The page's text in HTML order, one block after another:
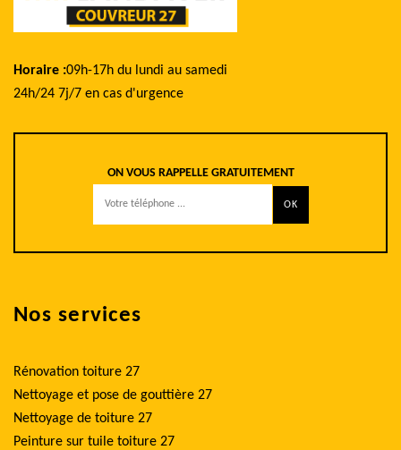
Horaire :09h-17h du lundi au samedi
24h/24 7j/7 en cas d'urgence
ON VOUS RAPPELLE GRATUITEMENT
Nos services
Rénovation toiture 27
Nettoyage et pose de gouttière 27
Nettoyage de toiture 27
Peinture sur tuile toiture 27